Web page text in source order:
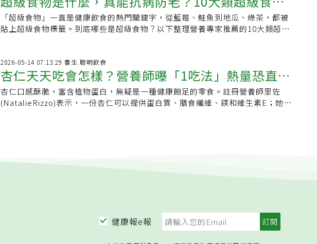
治療，或24小時內施行動脈取栓術，就能大幅降低失能與死亡風險。中風是可被
預防的急症！但預防沒有捷徑，與其依賴保健食品，不如每天少坐一點、少鹽少
酒、多吃天然食物並規律運動，長期累積的小改變，就是守護腦血管健康最有效
想養出健康腸道，關鍵仍是長期累積。
零食。
避免較高溫時油水分離；但天然花生醬、杏仁醬或葵花籽醬內的脂肪會隨著高溫
融化，在表面形成一層油。賽爾斯說，高溫導致油水分離和質地變化，可能會加
速腐敗，最好將花生醬放進冰箱保持涼爽，使用前可放置一段時間，讓花生醬稍
溫，最好放進冰箱保存。若家中溫度和濕度過高，也可能加速麵包發霉，將麵包
放入冷凍庫可延長保存期限，也更能保留口感；冷藏反而會讓麵包變乾、變硬。
5.巧克力提爾表示，雖然融化的巧克力還是可以食用，但質地和外觀會改變，巧
克力在冷卻後會重新結晶，表面會出現白色條紋的外觀。天氣變熱時，把巧克力
睡前喝熱牛奶是真的有用！乳製品含有豐富的鈣質與色胺酸，能發揮安神效果。
7.燕麥與全穀物：複雜碳水化合物能幫助色胺酸更容易進入大腦，轉換為助眠賀
爾蒙。8.深綠色蔬菜（菠菜、羽衣甘藍）：這是鎂元素的優良來源，鎂能安定神
劑，能結合大腦受體，引發睡意並減少夜間醒來的次數。營養師小叮嚀，睡前請
盡量避開辛辣、油膩的食物以及咖啡因。高脂肪的宵夜會讓消化系統在夜間加
班，容易引發胃酸逆流，反而中斷你好不容易建立的睡眠。
食纖維攝取，與較低的大腸癌風險有關。高纖飲食有助維持腸道菌相平衡、促進
腸道蠕動，也可能降低慢性發炎。1.活菌優格發酵乳製品含有益生菌，可能有助
維持腸道菌相與免疫平衡。建議選擇成分較單純、糖分較低的原味產品，避免攝
道菌發酵後，會產生短鏈脂肪酸，如丁酸，可能有助維持腸道上皮健康。3.豆類
豆類同時含有植物性蛋白質與豐富膳食纖維。研究認為，以豆類取代部分紅肉或
加工肉品，有助改善飲食品質，也可能降低大腸癌風險。平時可將扁豆、鷹嘴豆
加入咖哩、燉菜或肉醬中。4.原味爆米花爆米花其實屬於全穀類食物。若少糖、
騎腳踏車、游泳等。運動有助改善代謝、控制體重，也與較低的大腸癌風險相
關。2.維持健康體重肥胖與內臟脂肪增加，可能與慢性發炎及胰島素阻抗有關，
功效與正確吃法攻略
「超級食物」一直是健康飲食的熱門關鍵字，從藍莓、鮭魚到地瓜、綠茶，都被
貼上超級食物標籤。到底哪些是超級食物？以下整理營養專家推薦的10大類超級
泛指營養密度高、富含維生素、礦物質、抗氧化物與植物營養素的天然食物，能
提供超越飽腹的健康防禦力。研究發現，經常攝取這類原型食物，有助降低慢性
發炎、穩定血糖、保護心血管，甚至與降低癌症、糖尿病風險有關。「超級食
物」跟「全食物」有什麼不同？「超級食物」跟「全食物」不太一樣，根據《食
農教育資訊整合平臺》營養師林雅恩所介紹的「全食物」指出，營養學中對「全
入口的，就不要丟棄，扣除非常粗糙難以入口的水果外皮如荔枝皮，她鼓勵食用
素、礦物質與植化素．有助降低慢性發炎．幫助免疫系統正常運作不同食物的營
養強項不同，因此狂吃單一食物並不能獲得全面營養，而是多樣化攝取，營養專
2026-05-14 07:13:29 養生.聰明飲食
杏仁天天吃會怎樣？營養師曝「1吃法」熱量恐直逼
一餐
杏仁口感酥脆，富含植物蛋白，無疑是一種健康飽足的零食。註冊營養師里佐
(NatalieRizzo)表示，一份杏仁可以提供蛋白質、膳食纖維、鎂和維生素E；她
量也高，一盎司杏仁大約含有160卡路里。「如果你是那種一次抓三把堅果的人，
那麼從營養攝取量來看，這可能就相當於一頓飯了，」里佐說。這本身倒沒什麼
健康報e報